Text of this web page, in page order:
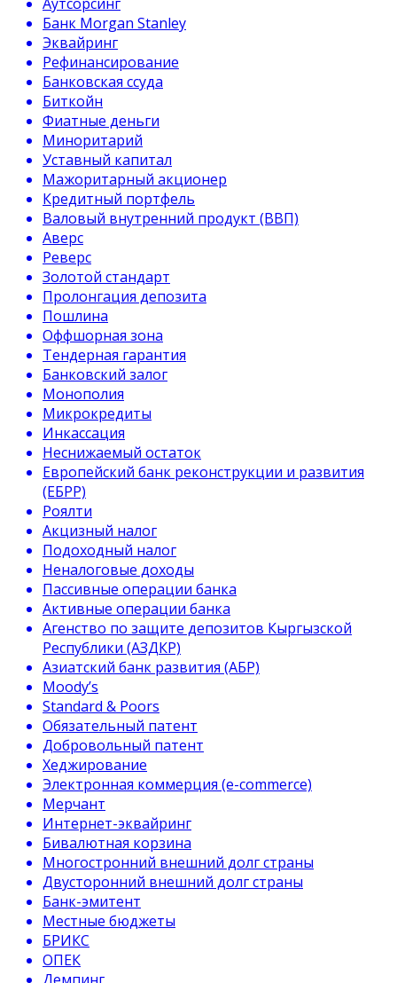
Банк Morgan Stanley
Эквайринг
Рефинансирование
Банковская ссуда
Биткойн
Фиатные деньги
Миноритарий
Уставный капитал
Мажоритарный акционер
Кредитный портфель
Валовый внутренний продукт (ВВП)
Аверс
Реверс
Золотой стандарт
Пролонгация депозита
Пошлина
Оффшорная зона
Тендерная гарантия
Банковский залог
Монополия
Микрокредиты
Инкассация
Неснижаемый остаток
Европейский банк реконструкции и развития
(ЕБРР)
Роялти
Акцизный налог
Подоходный налог
Неналоговые доходы
Пассивные операции банка
Активные операции банка
Агенство по защите депозитов Кыргызской
Республики (АЗДКР)
Азиатский банк развития (АБР)
Moody’s
Standard & Poors
Обязательный патент
Добровольный патент
Хеджирование
Электронная коммерция (e-commerce)
Мерчант
Интернет-эквайринг
Бивалютная корзина
Многостронний внешний долг страны
Двусторонний внешний долг страны
Банк-эмитент
Местные бюджеты
БРИКС
ОПЕК